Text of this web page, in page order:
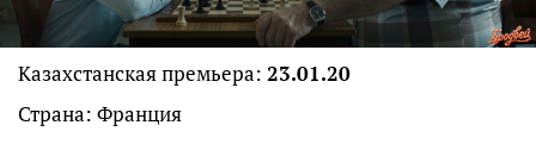
Казахстанская премьера: 23.01.20
Страна: Франция